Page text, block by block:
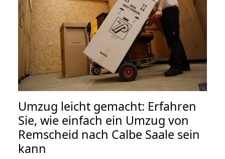
Umzug leicht gemacht: Erfahren
Sie, wie einfach ein Umzug von
Remscheid nach Calbe Saale sein
kann